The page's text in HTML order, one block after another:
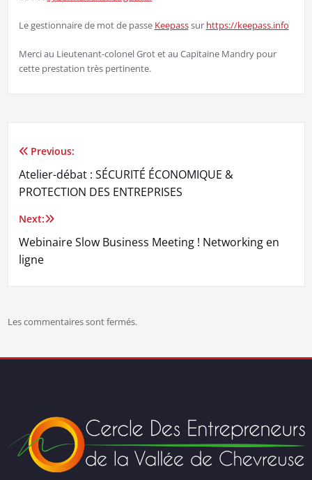
Le gestionnaire de mot de passe Keepasssur https://keepass.info
Merci au Lieutenant-colonel Grot et au Capitaine Mandry pour
cette prestation très pertinente.
Navigation
de
l’article
Previous:
Atelier-débat : SÉCURITÉ ÉCONOMIQUE &
PROTECTION DES ENTREPRISES
Next:
Webinaire Slow Business Meeting ! Networking en
ligne
Les commentaires sont fermés.